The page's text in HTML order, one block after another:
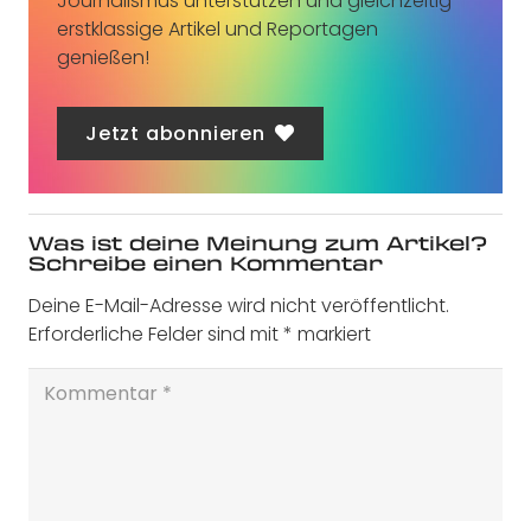
erstklassige Artikel und Reportagen
genießen!
Jetzt abonnieren
Was ist deine Meinung zum Artikel?
Schreibe einen Kommentar
Deine E-Mail-Adresse wird nicht veröffentlicht.
Erforderliche Felder sind mit* markiert